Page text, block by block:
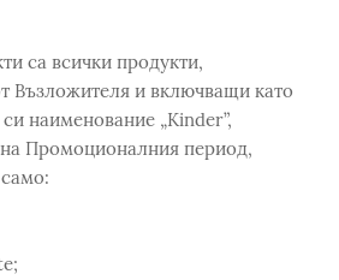
са всички продукти,
Възложителя и включващи като
наименование „Kinder”,
Промоционалния период,